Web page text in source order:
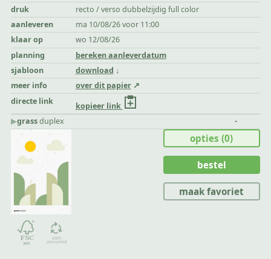
druk
recto / verso dubbelzijdig full color
aanleveren
ma 10/08/26 voor 11:00
klaar op
wo 12/08/26
planning
bereken aanleverdatum
sjabloon
download
meer info
over dit papier
directe link
kopieer link
▶︎grassduplex -
opties(0)
bestel
maak favoriet